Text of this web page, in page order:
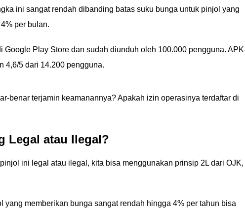
ini sangat rendah dibanding batas suku bunga untuk pinjol yang
per bulan.
Google Play Store dan sudah diunduh oleh 100.000 pengguna.
4,6/5 dari 14.200 pengguna.
benar terjamin keamanannya? Apakah izin operasinya terdaftar di
Legal atau Ilegal?
ini legal atau ilegal, kita bisa menggunakan prinsip 2L dari OJK,
yang memberikan bunga sangat rendah hingga 4% per tahun bisa